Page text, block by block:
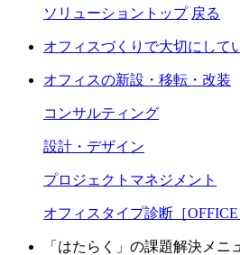
ソリューショントップ 戻る
オフィスづくりで大切にして
オフィスの新設・移転・改装
コンサルティング
設計・デザイン
プロジェクトマネジメント
オフィスタイプ診断［OFFICE
「はたらく」の課題解決メニ